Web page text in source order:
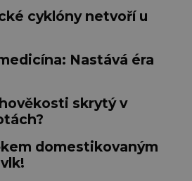
cyklóny netvoří u
Nastává éra
skrytý v
domestikovaným